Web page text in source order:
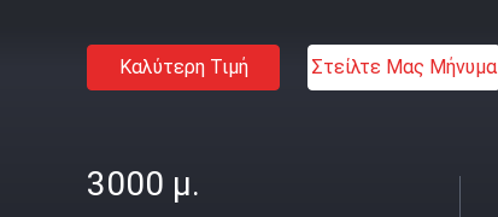
Καλύτερη Τιμή Στείλτε Μας Μήνυμα
3000 μ.